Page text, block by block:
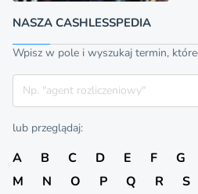
NASZA CASHLESSPEDIA
Wpisz w pole i wyszukaj termin,
Szukaj
lub przeglądaj:
A B C D E F G
M
N O P Q R S